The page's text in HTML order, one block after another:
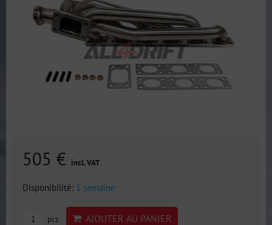
505 € incl. VAT
Disponibilité: 1 semaine
pcs AJOUTER AU PANIER